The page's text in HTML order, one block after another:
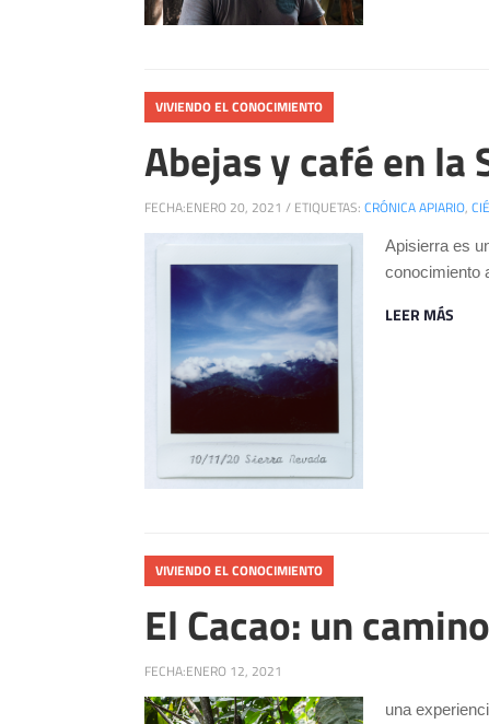
VIVIENDO EL CONOCIMIENTO
Abejas y café en la
FECHA:ENERO 20, 2021 / ETIQUETAS: CRÓNICA APIARIO,
Apisierra es
conocimiento
LEER MÁS
VIVIENDO EL CONOCIMIENTO
El Cacao: un
FECHA:ENERO 12, 2021
una